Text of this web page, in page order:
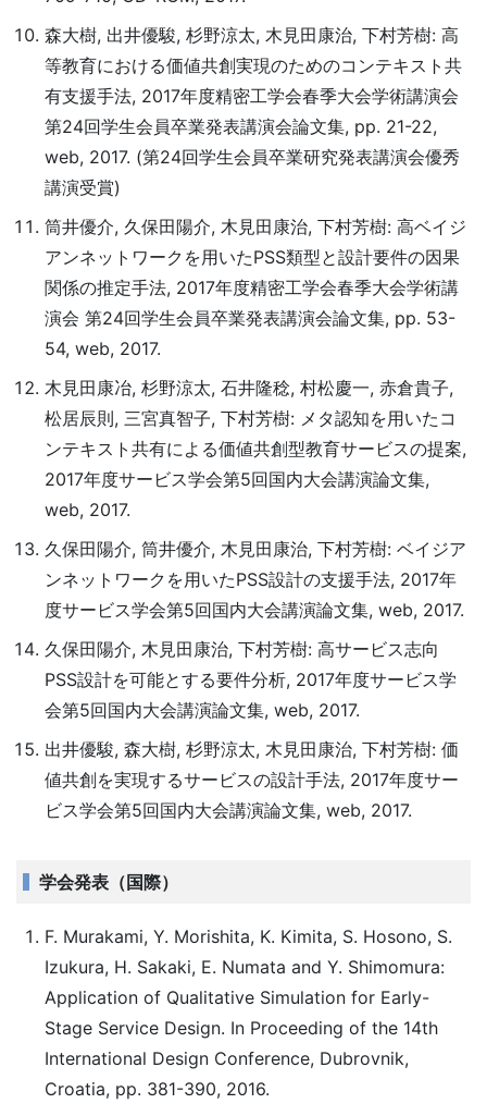
森大樹, 出井優駿, 杉野涼太, 木見田康治, 下村芳樹: 高
等教育における価値共創実現のためのコンテキスト共
有支援手法, 2017年度精密工学会春季大会学術講演会
第24回学生会員卒業発表講演会論文集, pp. 21-22,
web, 2017. (第24回学生会員卒業研究発表講演会優秀
講演受賞)
筒井優介, 久保田陽介, 木見田康治, 下村芳樹: 高ベイジ
アンネットワークを用いたPSS類型と設計要件の因果
関係の推定手法, 2017年度精密工学会春季大会学術講
演会 第24回学生会員卒業発表講演会論文集, pp. 53-
54, web, 2017.
木見田康冶, 杉野涼太, 石井隆稔, 村松慶一, 赤倉貴子,
松居辰則, 三宮真智子, 下村芳樹: メタ認知を用いたコ
ンテキスト共有による価値共創型教育サービスの提案,
2017年度サービス学会第5回国内大会講演論文集,
web, 2017.
久保田陽介, 筒井優介, 木見田康治, 下村芳樹: ベイジア
ンネットワークを用いたPSS設計の支援手法, 2017年
度サービス学会第5回国内大会講演論文集, web, 2017.
久保田陽介, 木見田康治, 下村芳樹: 高サービス志向
PSS設計を可能とする要件分析, 2017年度サービス学
会第5回国内大会講演論文集, web, 2017.
出井優駿, 森大樹, 杉野涼太, 木見田康治, 下村芳樹: 価
値共創を実現するサービスの設計手法, 2017年度サー
ビス学会第5回国内大会講演論文集, web, 2017.
学会発表（国際）
F. Murakami, Y. Morishita, K. Kimita, S. Hosono, S.
Izukura, H. Sakaki, E. Numata and Y. Shimomura:
Application of Qualitative Simulation for Early-
Stage Service Design. In Proceeding of the 14th
International Design Conference, Dubrovnik,
Croatia, pp. 381-390, 2016.